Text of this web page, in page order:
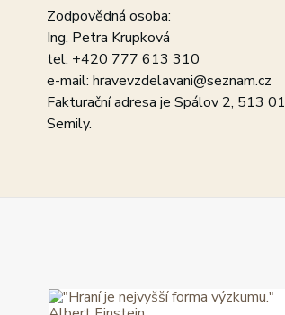
Zodpovědná osoba:
Ing. Petra Krupková
tel: +420 777 613 310
e-mail: hravevzdelavani@seznam.cz
Fakturační adresa je Spálov 2, 513 01
Semily.